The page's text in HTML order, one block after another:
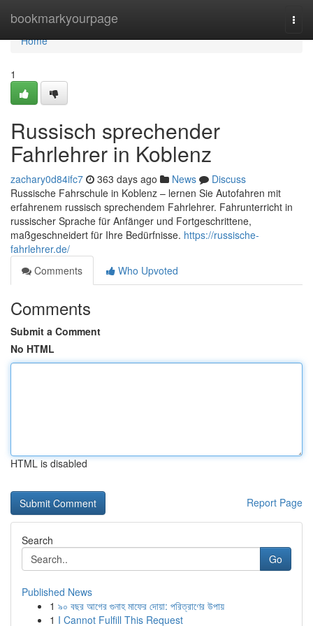
bookmarkyourpage
Home
Home
1
Russisch sprechender
Fahrlehrer in Koblenz
zachary0d84ifc7 363 days ago News
Discuss
Russische Fahrschule in Koblenz – lernen Sie Autofahren mit
erfahrenem russisch sprechendem Fahrlehrer. Fahrunterricht in
russischer Sprache für Anfänger und Fortgeschrittene,
maßgeschneidert für Ihre Bedürfnisse. https://russische-
fahrlehrer.de/
Comments
Who Upvoted
Comments
Submit a Comment
No HTML
HTML is disabled
Report Page
Search
Go
Published News
1 ৯০ বছর আগের গুনাহ মাফের দোয়া: পরিত্রাণের উপায়
1 I Cannot Fulfill This Request